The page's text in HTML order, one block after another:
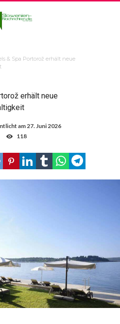
& Spa Portorož erhält neue
erhält neue
am27. Juni 2026
118